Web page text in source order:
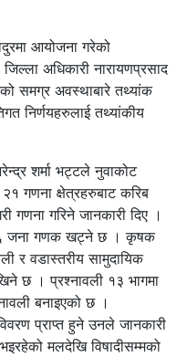
आयोजना गरेको
अधिकारी नारायणप्रसाद
समग्र अवस्थाबारे तथ्यांक
निर्णयहरुलाई तथ्यांकीय
शर्मा भट्टले नुवाकोट
गणना क्षेत्रहरुबाट करिब
गणना गरिने जानकारी दिए ।
जना गणक खट्ने छ । कृषक
र वडास्तरीय सामुदायिक
छ । प्रश्नावली १३ भागमा
बनाइएको छ ।
प्राप्त हुने उनले जानकारी
मलदेखि विषादीसम्मको